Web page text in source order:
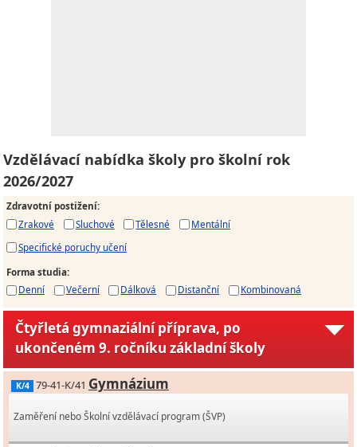
Vzdělávací nabídka školy pro školní rok
2026/2027
Zdravotní postižení:
Zrakové
Sluchové Tělesné
Mentální
Specifické poruchy učení
Forma studia:
Denní
Večerní Dálková Distanční Kombinovaná
Čtyřletá gymnaziální příprava, po
ukončeném 9. ročníku základní školy
K/4 79-41-K/41 Gymnázium
Zaměření nebo Školní vzdělávací program (ŠVP)